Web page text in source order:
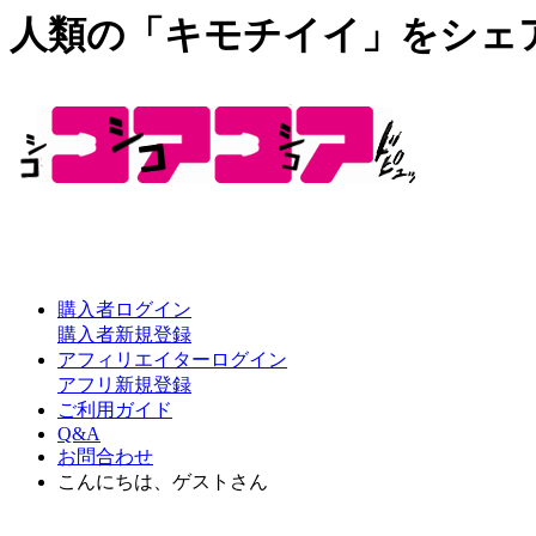
人類の「キモチイイ」をシェ
購入者ログイン
購入者新規登録
アフィリエイターログイン
アフリ新規登録
ご利用ガイド
Q&A
お問合わせ
こんにちは、ゲストさん